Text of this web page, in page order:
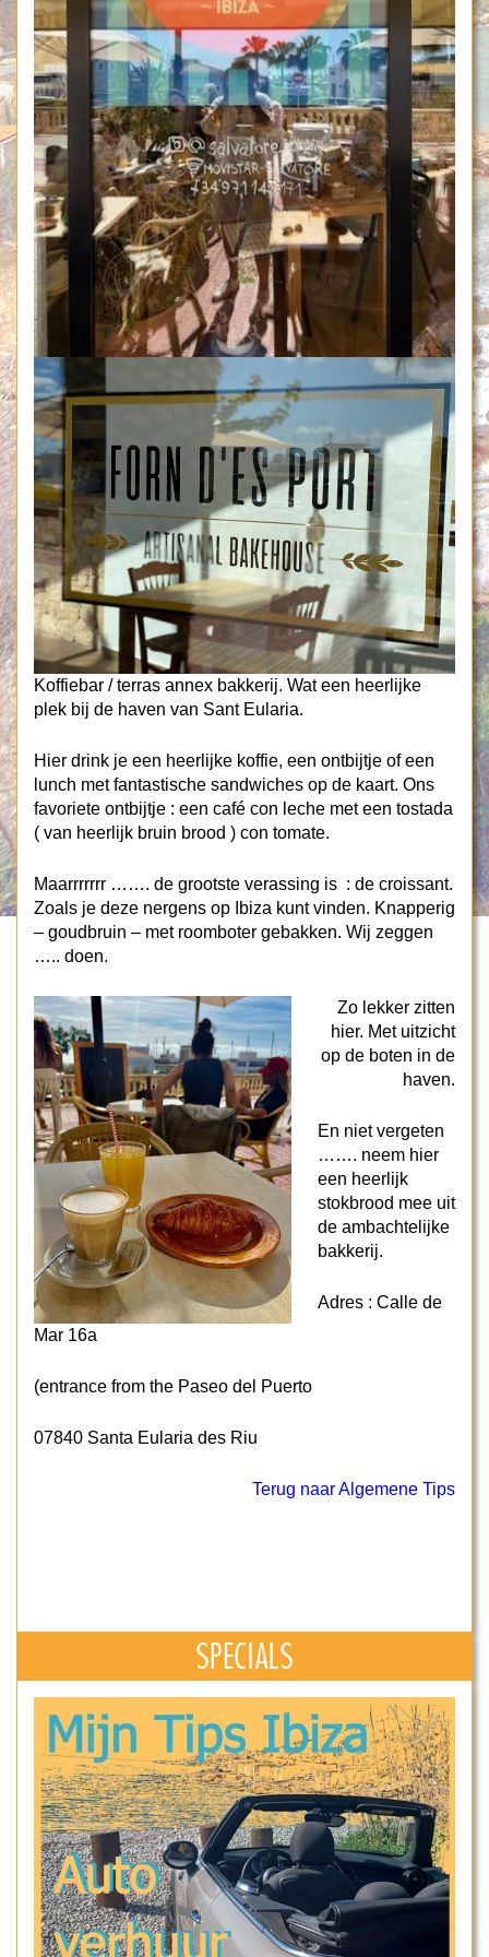
Koffiebar / terras annex bakkerij. Wat een heerlijke
plek bij de haven van Sant Eularia.
Hier drink je een heerlijke koffie, een ontbijtje of een
lunch met fantastische sandwiches op de kaart. Ons
favoriete ontbijtje : een café con leche met een tostada
( van heerlijk bruin brood ) con tomate.
Maarrrrrrr ……. de grootste verassing is : de croissant.
Zoals je deze nergens op Ibiza kunt vinden. Knapperig
– goudbruin – met roomboter gebakken. Wij zeggen
….. doen.
Zo lekker zitten
hier. Met uitzicht
op de boten in de
haven.
En niet vergeten
……. neem hier
een heerlijk
stokbrood mee uit
de ambachtelijke
bakkerij.
Adres : Calle de
Mar 16a
(entrance from the Paseo del Puerto
07840 Santa Eularia des Riu
Terug naar Algemene Tips
SPECIALS